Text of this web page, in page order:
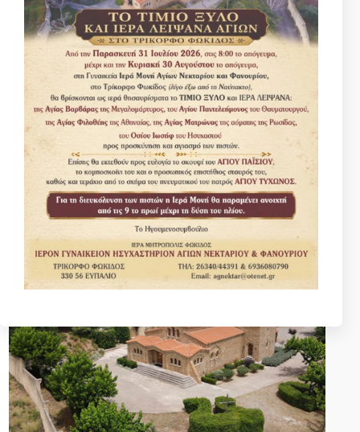
ΛΕΙΨΑΝΑ ΑΓΙΟΥ ΙΩΑΝΝΗ ΜΑΞΙΜΟΒΙΤΣ ΤΟΥ
ΘΑΥΜΑΤΟΥΡΓΟΥ ΣΤΗΝ ΠΕΥΚΗ. Απότμημα ιερού
λειψάνου & προσωπικά αντικείμενα του θαυματουργού
Αγίου Ιωάννη Μαξίμοβιτς αρχιεπισκόπου Σαγκάης και
Σαν Φρανσίσκο και τεμάχιο ιερού λειψάνου του Αγίου
Λουκά του Ιατρού θα βρίσκονται στον Ιερό Ναό Αγίων
Αποστόλων…
Πρόγραμμα Ακολουθιών Μεγάλης Εβδομάδας